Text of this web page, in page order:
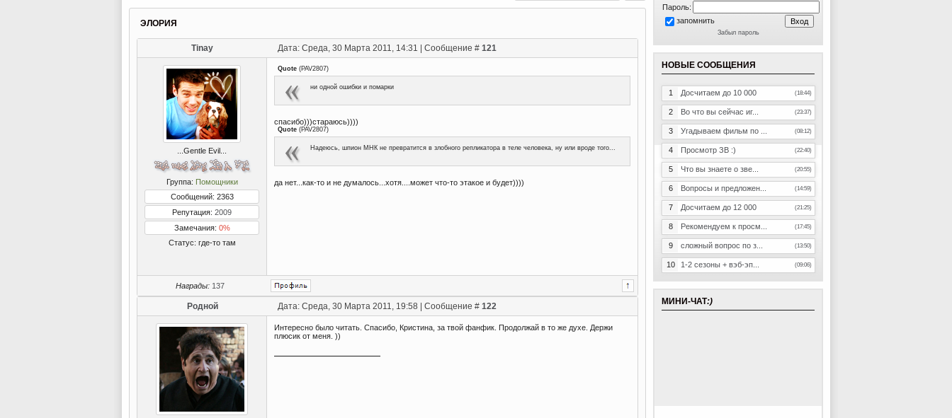
ЭЛОРИЯ
Tinay Дата: Среда, 30 Марта 2011, 14:31 | Сообщение # 121
...Gentle Evil...
Группа: Помощники
Сообщений: 2363
Репутация: 2009
Замечания: 0%
Статус: где-то там
Quote (PAV2807)
ни одной ошибки и помарки
спасибо)))стараюсь))))
Quote (PAV2807)
Надеюсь, шпион МНК не превратится в злобного репликатора в теле человека, ну или вроде того...
да нет...как-то и не думалось...хотя....может что-то этакое и будет))))
Награды: 137
Родной Дата: Среда, 30 Марта 2011, 19:58 | Сообщение # 122
Интересно было читать. Спасибо, Кристина, за твой фанфик. Продолжай в то же духе. Держи
плюсик от меня. ))
Пароль:
запомнить
Забыл пароль
НОВЫЕ СООБЩЕНИЯ
1 Досчитаем до 10 000 (18:44)
2 Во что вы сейчас иг... (23:37)
3 Угадываем фильм по ... (08:12)
4 Просмотр ЗВ :) (22:40)
5 Что вы знаете о зве... (20:55)
6 Вопросы и предложен... (14:59)
7 Досчитаем до 12 000 (21:25)
8 Рекомендуем к просм... (17:45)
9 сложный вопрос по з... (13:50)
10 1-2 сезоны + вэб-эп... (09:06)
МИНИ-ЧАТ:)